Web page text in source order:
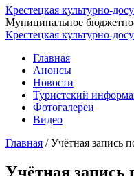
Крестецкая культурно-
Муниципальное
Крестецкая культурно-
Главная
Анонсы
Новости
Туристский
Фотогалереи
Видео
Главная /Учётная запись
Учётная запись